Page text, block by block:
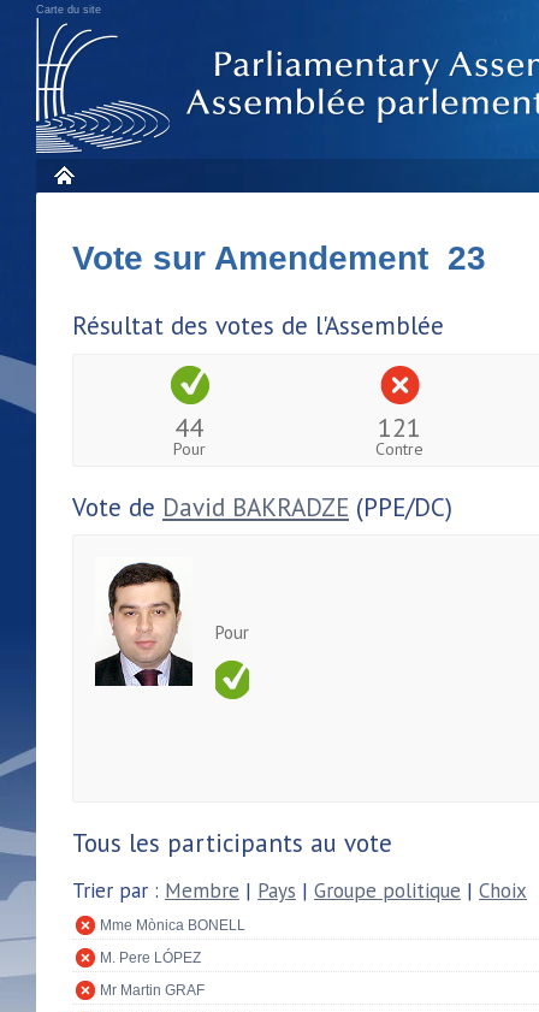
Carte du site
Vote sur Amendement 23
Résultat des votes de l'Assemblée
44
Pour
121
Contre
Vote de David BAKRADZE (PPE/DC)
Pour
Tous les participants au vote
Trier par : Membre | Pays | Groupe politique | Choix
Mme Mònica BONELL
M. Pere LÓPEZ
Mr Martin GRAF